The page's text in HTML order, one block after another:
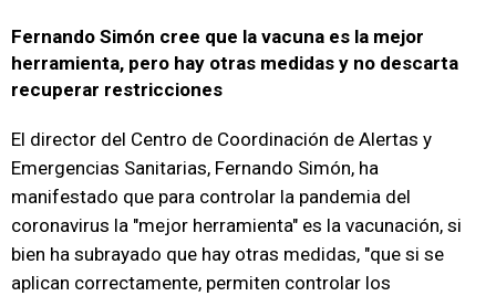
Fernando Simón cree que la vacuna es la mejor
herramienta, pero hay otras medidas y no descarta
recuperar restricciones
El director del Centro de Coordinación de Alertas y
Emergencias Sanitarias, Fernando Simón, ha
manifestado que para controlar la pandemia del
coronavirus la "mejor herramienta" es la vacunación, si
bien ha subrayado que hay otras medidas, "que si se
aplican correctamente, permiten controlar los